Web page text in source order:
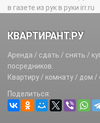
в газете из рук в руки irr.ru
КВАРТИРАНТ.РУ
Аренда / сдать / снять /
посредников.
Квартиру / комнату / дом
Поделиться: